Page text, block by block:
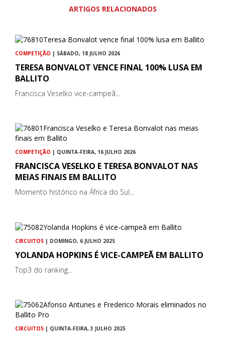
ARTIGOS RELACIONADOS
COMPETIÇÃO | SÁBADO, 18 JULHO 2026
TERESA BONVALOT VENCE FINAL 100% LUSA EM
BALLITO
Francisca Veselko vice-campeã...
COMPETIÇÃO | QUINTA-FEIRA, 16 JULHO 2026
FRANCISCA VESELKO E TERESA BONVALOT NAS
MEIAS FINAIS EM BALLITO
Momento histórico na África do Sul...
CIRCUITOS | DOMINGO, 6 JULHO 2025
YOLANDA HOPKINS É VICE-CAMPEÃ EM BALLITO
Top3 do ranking...
CIRCUITOS | QUINTA-FEIRA, 3 JULHO 2025